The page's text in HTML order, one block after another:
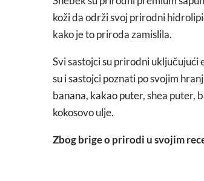
koži da održi svoj prirodni
kako je to priroda zamislila.
Svi sastojci su prirodni uključujući
su i sastojci poznati po svojim
banana, kakao puter, shea puter,
kokosovo ulje.
Zbog brige o prirodi u svojim